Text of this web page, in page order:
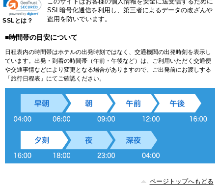
SSLとは？
SSL暗号化通信を利用し、第三者によるデータの改ざんや
盗用を防いでいます。
■時間帯の目安について
日程表内の時間帯はホテルの出発時刻ではなく、交通機関の出発時刻を表示し
ています。出発・到着の時間帯（午前・午後など）は、ご利用いただく交通便
や交通事情などにより変更となる場合がありますので、ご出発前にお渡しする
「旅行日程表」にてご確認ください。
ページトップへもどる